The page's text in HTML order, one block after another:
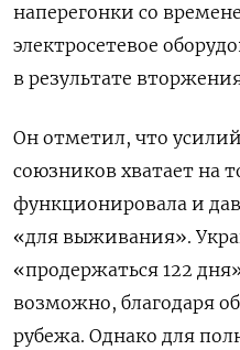
наперегонки со
электросетевое
в результате
Он отметил, что
союзников хватает на
функционировала и
«для выживания».
«продержаться 122
возможно, благодаря
рубежа. Однако для